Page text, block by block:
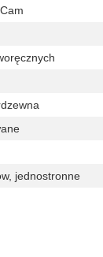
jednostronne